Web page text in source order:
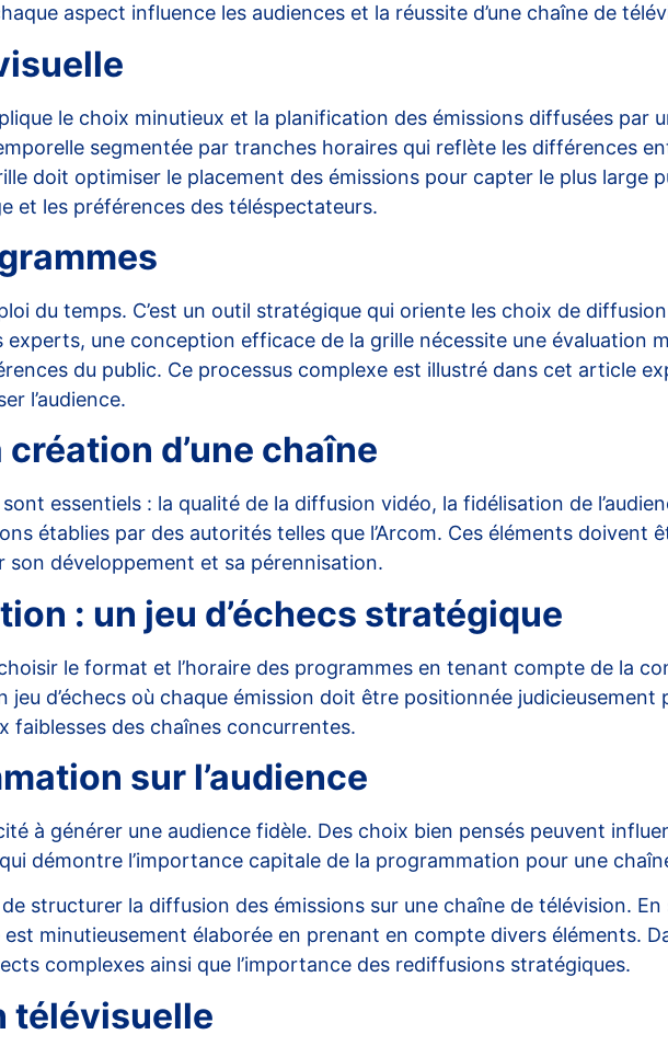
aspect influence les audiences et la réussite d’une chaîne de
le choix minutieux et la planification des émissions diffusées par
segmentée par tranches horaires qui reflète les différences
doit optimiser le placement des émissions pour capter le plus large
et les préférences des téléspectateurs.
du temps. C’est un outil stratégique qui oriente les choix de
experts, une conception efficace de la grille nécessite une évaluation
du public. Ce processus complexe est illustré dans cet article
l’audience.
d’une chaîne
essentiels : la qualité de la diffusion vidéo, la fidélisation de
établies par des autorités telles que l’Arcom. Ces éléments doivent
développement et sa pérennisation.
: un jeu d’échecs stratégique
le format et l’horaire des programmes en tenant compte de la
d’échecs où chaque émission doit être positionnée
faiblesses des chaînes concurrentes.
sur l’audience
à générer une audience fidèle. Des choix bien pensés peuvent
démontre l’importance capitale de la programmation pour une
structurer la diffusion des émissions sur une chaîne de télévision.
minutieusement élaborée en prenant en compte divers éléments.
complexes ainsi que l’importance des rediffusions stratégiques.
télévisuelle